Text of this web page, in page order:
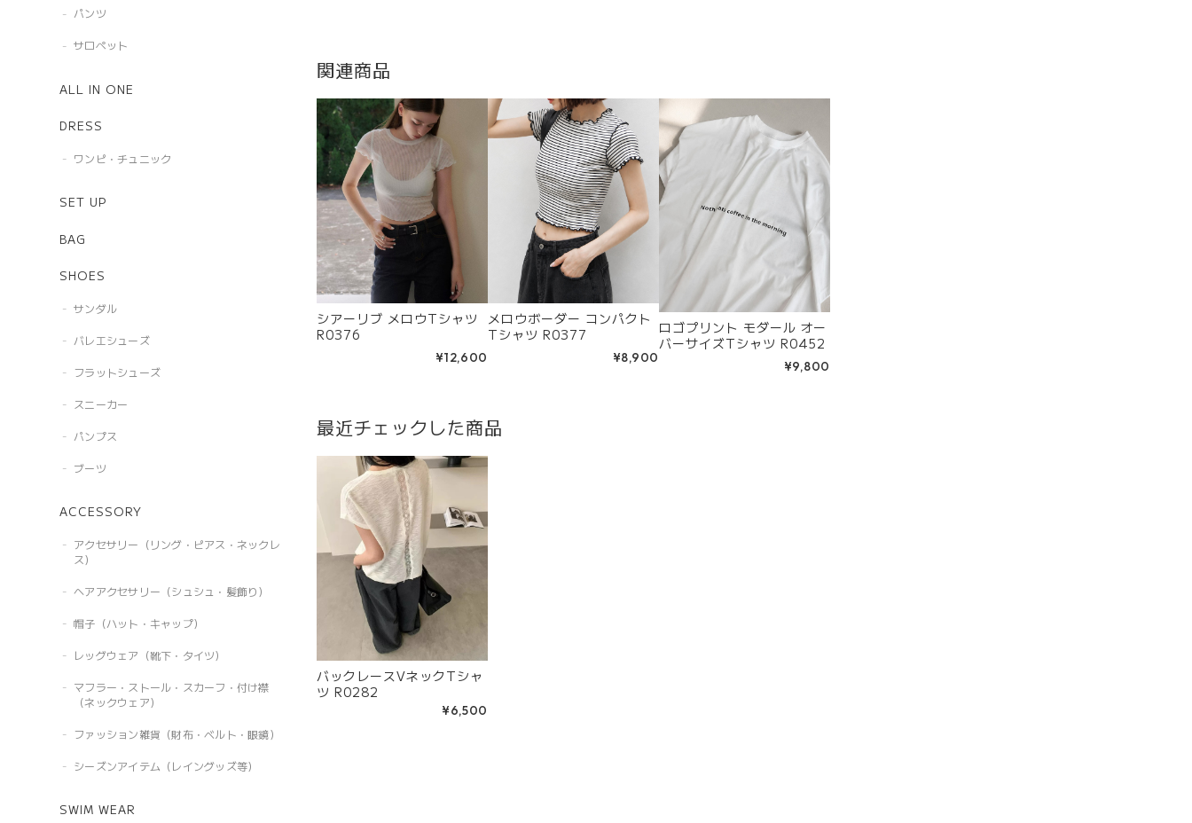
パンツ
サロペット
ALL IN ONE
DRESS
ワンピ・チュニック
SET UP
BAG
SHOES
サンダル
バレエシューズ
フラットシューズ
スニーカー
パンプス
ブーツ
ACCESSORY
アクセサリー（リング・ピアス・ネックレ
ス）
ヘアアクセサリー（シュシュ・髪飾り）
帽子（ハット・キャップ）
レッグウェア（靴下・タイツ）
マフラー・ストール・スカーフ・付け襟
（ネックウェア）
ファッション雑貨（財布・ベルト・眼鏡）
シーズンアイテム（レイングッズ等）
SWIM WEAR
関連商品
シアーリブ メロウTシャツ
R0376
¥12,600
メロウボーダー コンパクト
Tシャツ R0377
¥8,900
ロゴプリント モダール オー
バーサイズTシャツ R0452
¥9,800
最近チェックした商品
バックレースVネックTシャ
ツ R0282
¥6,500